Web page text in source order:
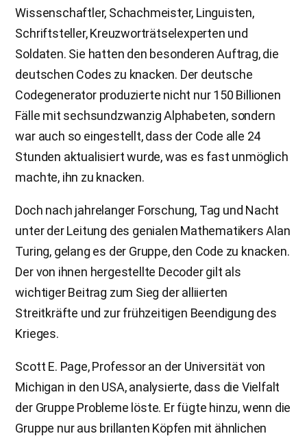
Wissenschaftler, Schachmeister, Linguisten,
Schriftsteller, Kreuzworträtselexperten und
Soldaten. Sie hatten den besonderen Auftrag, die
deutschen Codes zu knacken. Der deutsche
Codegenerator produzierte nicht nur 150 Billionen
Fälle mit sechsundzwanzig Alphabeten, sondern
war auch so eingestellt, dass der Code alle 24
Stunden aktualisiert wurde, was es fast unmöglich
machte, ihn zu knacken.
Doch nach jahrelanger Forschung, Tag und Nacht
unter der Leitung des genialen Mathematikers Alan
Turing, gelang es der Gruppe, den Code zu knacken.
Der von ihnen hergestellte Decoder gilt als
wichtiger Beitrag zum Sieg der alliierten
Streitkräfte und zur frühzeitigen Beendigung des
Krieges.
Scott E. Page, Professor an der Universität von
Michigan in den USA, analysierte, dass die Vielfalt
der Gruppe Probleme löste. Er fügte hinzu, wenn die
Gruppe nur aus brillanten Köpfen mit ähnlichen